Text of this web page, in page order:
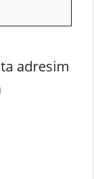
adresim